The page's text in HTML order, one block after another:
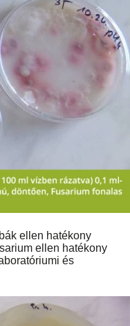
ellen hatékony
ellen hatékony
és